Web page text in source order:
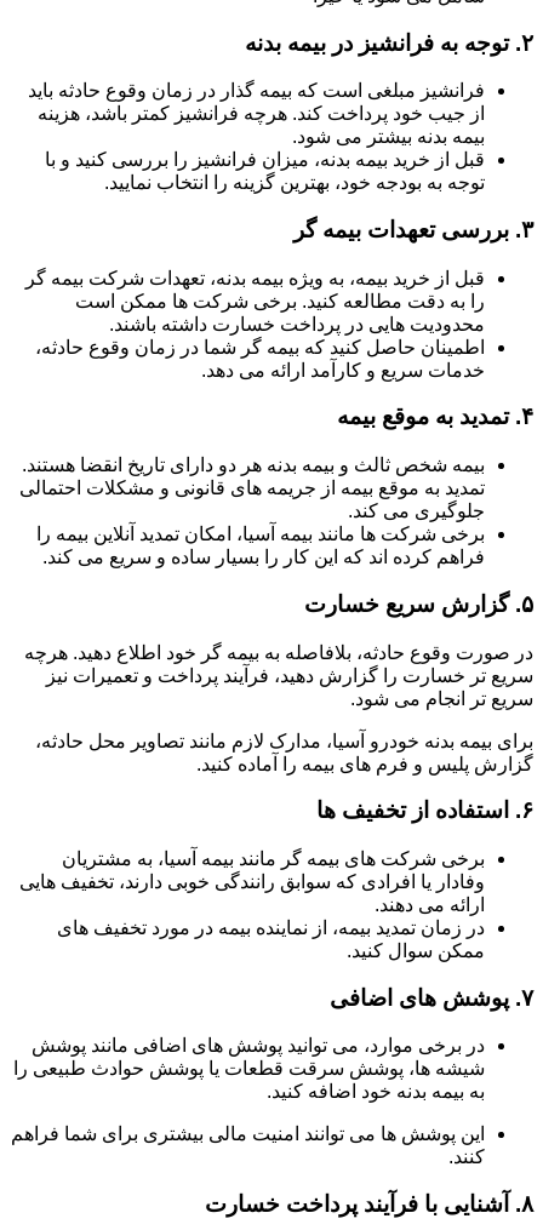
۲. توجه به فرانشیز در بیمه بدنه
فرانشیز مبلغی است که بیمه گذار در زمان وقوع حادثه باید
از جیب خود پرداخت کند. هرچه فرانشیز کمتر باشد، هزینه
بیمه بدنه بیشتر می شود.
قبل از خرید بیمه بدنه، میزان فرانشیز را بررسی کنید و با
توجه به بودجه خود، بهترین گزینه را انتخاب نمایید.
۳. بررسی تعهدات بیمه گر
قبل از خرید بیمه، به ویژه بیمه بدنه، تعهدات شرکت بیمه گر
را به دقت مطالعه کنید. برخی شرکت ها ممکن است
محدودیت هایی در پرداخت خسارت داشته باشند.
اطمینان حاصل کنید که بیمه گر شما در زمان وقوع حادثه،
خدمات سریع و کارآمد ارائه می دهد.
۴. تمدید به موقع بیمه
بیمه شخص ثالث و بیمه بدنه هر دو دارای تاریخ انقضا هستند.
تمدید به موقع بیمه از جریمه های قانونی و مشکلات احتمالی
جلوگیری می کند.
برخی شرکت ها مانند بیمه آسیا، امکان تمدید آنلاین بیمه را
فراهم کرده اند که این کار را بسیار ساده و سریع می کند.
۵. گزارش سریع خسارت
در صورت وقوع حادثه، بلافاصله به بیمه گر خود اطلاع دهید. هرچه
سریع تر خسارت را گزارش دهید، فرآیند پرداخت و تعمیرات نیز
سریع تر انجام می شود.
برای بیمه بدنه خودرو آسیا، مدارک لازم مانند تصاویر محل حادثه،
گزارش پلیس و فرم های بیمه را آماده کنید.
۶. استفاده از تخفیف ها
برخی شرکت های بیمه گر مانند بیمه آسیا، به مشتریان
وفادار یا افرادی که سوابق رانندگی خوبی دارند، تخفیف هایی
ارائه می دهند.
در زمان تمدید بیمه، از نماینده بیمه در مورد تخفیف های
ممکن سوال کنید.
۷. پوشش های اضافی
در برخی موارد، می توانید پوشش های اضافی مانند پوشش
شیشه ها، پوشش سرقت قطعات یا پوشش حوادث طبیعی را
به بیمه بدنه خود اضافه کنید.
این پوشش ها می توانند امنیت مالی بیشتری برای شما فراهم
کنند.
۸. آشنایی با فرآیند پرداخت خسارت